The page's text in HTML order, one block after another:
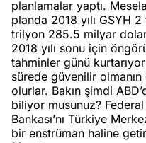
planlamalar yaptı.
planda 2018 yılı GSYH
trilyon 285.5 milyar
2018 yılı sonu için
tahminler günü
sürede güvenilir
olurlar. Bakın şimdi
biliyor musunuz?
Bankası’nı Türkiye
bir enstrüman haline